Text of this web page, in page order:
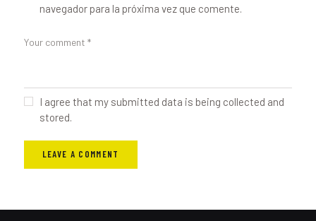
navegador para la próxima vez que comente.
I agree that my submitted data is being collected and
stored.